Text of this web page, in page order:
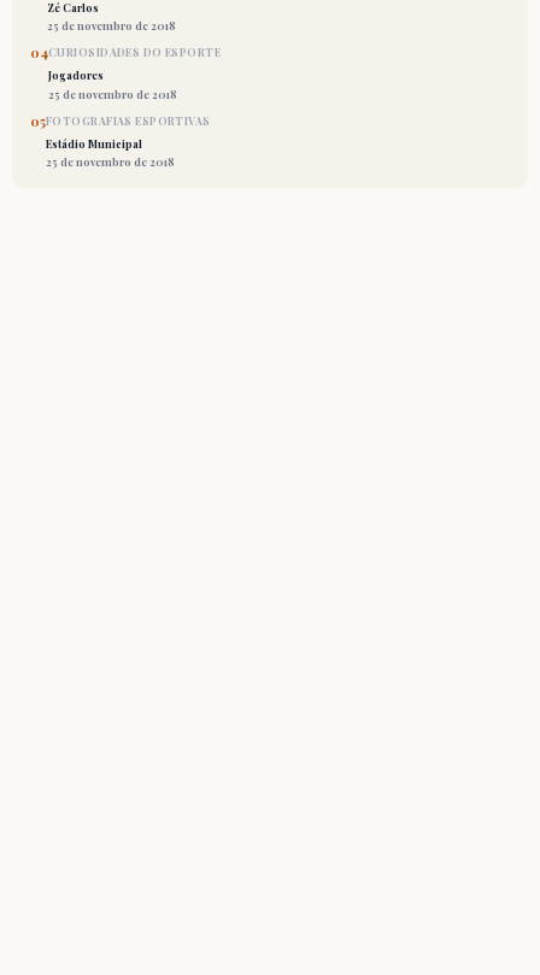
Zé Carlos
25 de novembro de 2018
04CURIOSIDADES DO ESPORTE
Jogadores
25 de novembro de 2018
05FOTOGRAFIAS ESPORTIVAS
Estádio Municipal
25 de novembro de 2018